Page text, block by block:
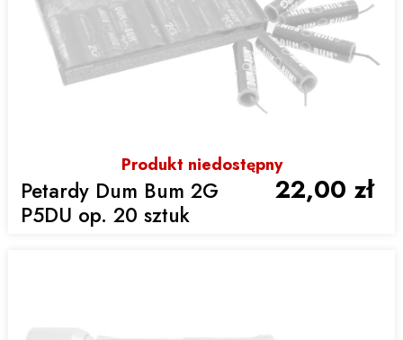
Produkt niedostępny
Petardy Dum Bum 2G
P5DU op. 20 sztuk
22,00 zł